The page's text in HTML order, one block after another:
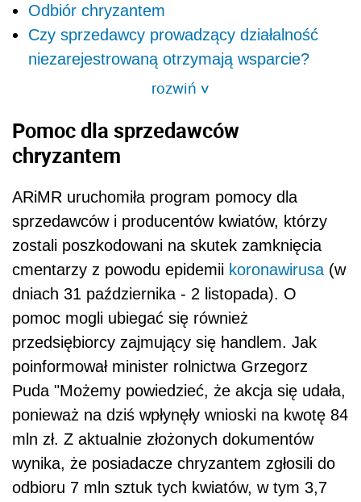
Odbiór chryzantem
Czy sprzedawcy prowadzący działalność
niezarejestrowaną otrzymają wsparcie?
rozwiń>
Pomoc dla sprzedawców
chryzantem
ARiMR uruchomiła program pomocy dla
sprzedawców i producentów kwiatów, którzy
zostali poszkodowani na skutek zamknięcia
cmentarzy z powodu epidemii koronawirusa (w
dniach 31 października - 2 listopada). O
pomoc mogli ubiegać się również
przedsiębiorcy zajmujący się handlem. Jak
poinformował minister rolnictwa Grzegorz
Puda "Możemy powiedzieć, że akcja się udała,
ponieważ na dziś wpłynęły wnioski na kwotę 84
mln zł. Z aktualnie złożonych dokumentów
wynika, że posiadacze chryzantem zgłosili do
odbioru 7 mln sztuk tych kwiatów, w tym 3,7